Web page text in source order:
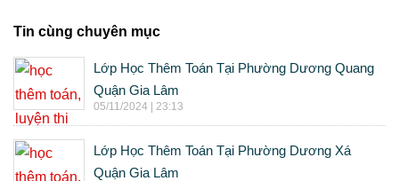
Tin cùng chuyên mục
Lớp Học Thêm Toán Tại Phường Dương Quang
Quận Gia Lâm
05/11/2024 | 23:13
Lớp Học Thêm Toán Tại Phường Dương Xá
Quận Gia Lâm